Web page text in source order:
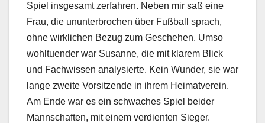
Spiel insgesamt zerfahren. Neben mir saß eine
Frau, die ununterbrochen über Fußball sprach,
ohne wirklichen Bezug zum Geschehen. Umso
wohltuender war Susanne, die mit klarem Blick
und Fachwissen analysierte. Kein Wunder, sie war
lange zweite Vorsitzende in ihrem Heimatverein.
Am Ende war es ein schwaches Spiel beider
Mannschaften, mit einem verdienten Sieger.